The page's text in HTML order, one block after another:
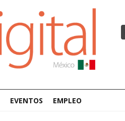
EVENTOS EMPLEO